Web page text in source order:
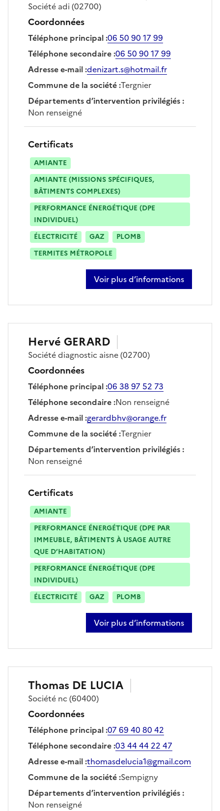
Société adi (02700)
Coordonnées
Téléphone principal:06 50 90 17 99
Téléphone secondaire:06 50 90 17 99
Adresse e-mail:denizart.s@hotmail.fr
Commune de la société:Tergnier
Départements d’intervention privilégiés:
Non renseigné
Certificats
AMIANTE
AMIANTE (MISSIONS SPÉCIFIQUES,
BÂTIMENTS COMPLEXES)
PERFORMANCE ÉNERGÉTIQUE (DPE
INDIVIDUEL)
ÉLECTRICITÉ
GAZ
PLOMB
TERMITES MÉTROPOLE
Voir plus d’informations
sur sébastien denizart
Hervé GERARD
Sociétédiagnostic aisne(02700)
Coordonnées
Téléphone principal:06 38 97 52 73
Téléphone secondaire:Non renseigné
Adresse e-mail:gerardbhv@orange.fr
Commune de la société:Tergnier
Départements d’intervention privilégiés:
Non renseigné
Certificats
AMIANTE
PERFORMANCE ÉNERGÉTIQUE (DPE PAR
IMMEUBLE, BÂTIMENTS À USAGE AUTRE
QUE D’HABITATION)
PERFORMANCE ÉNERGÉTIQUE (DPE
INDIVIDUEL)
ÉLECTRICITÉ
GAZ PLOMB
Voir plus d’informations
sur hervé gerard
Thomas DE LUCIA
Société nc(60400)
Coordonnées
Téléphone principal:07 69 40 80 42
Téléphone secondaire:03 44 44 22 47
Adresse e-mail:thomasdelucia1@gmail.com
Commune de la société:Sempigny
Départements d’intervention privilégiés:
Non renseigné